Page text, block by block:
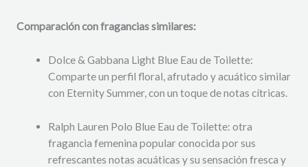
Comparación con fragancias similares:
Dolce & Gabbana Light Blue Eau de Toilette:
Comparte un perfil floral, afrutado y acuático similar
con Eternity Summer, con un toque de notas cítricas.
Ralph Lauren Polo Blue Eau de Toilette: otra
fragancia femenina popular conocida por sus
refrescantes notas acuáticas y su sensación fresca y